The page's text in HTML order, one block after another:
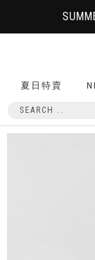
夏日特賣